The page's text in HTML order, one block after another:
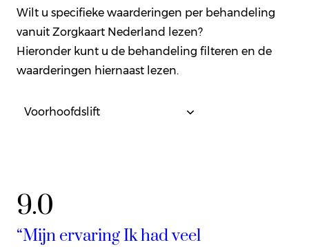
Wilt u specifieke waarderingen per behandeling
vanuit Zorgkaart Nederland lezen?
Hieronder kunt u de behandeling filteren en de
waarderingen hiernaast lezen.
9.0
“Mijn ervaring Ik had veel